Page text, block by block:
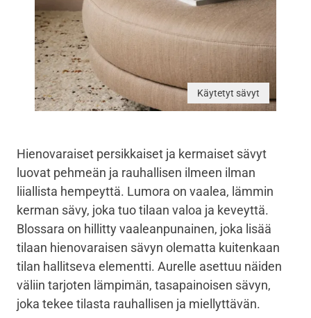
Käytetyt sävyt
Hienovaraiset persikkaiset ja kermaiset sävyt
luovat pehmeän ja rauhallisen ilmeen ilman
liiallista hempeyttä. Lumora on vaalea, lämmin
kerman sävy, joka tuo tilaan valoa ja keveyttä.
Blossara on hillitty vaaleanpunainen, joka lisää
tilaan hienovaraisen sävyn olematta kuitenkaan
tilan hallitseva elementti. Aurelle asettuu näiden
väliin tarjoten lämpimän, tasapainoisen sävyn,
joka tekee tilasta rauhallisen ja miellyttävän.